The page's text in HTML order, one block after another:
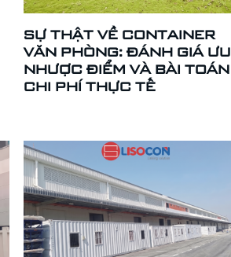
SỰ THẬT VỀ CONTAINER
VĂN PHÒNG: ĐÁNH GIÁ ƯU
NHƯỢC ĐIỂM VÀ BÀI TOÁN
CHI PHÍ THỰC TẾ